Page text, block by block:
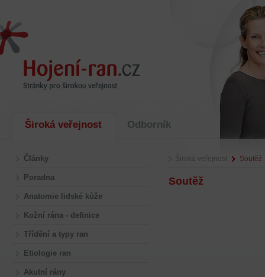
Široká veřejnost Odborník
Široká veřejnost Soutěž
Soutěž
Články
Poradna
Anatomie lidské kůže
Kožní rána - definice
Třídění a typy ran
Etiologie ran
Akutní rány